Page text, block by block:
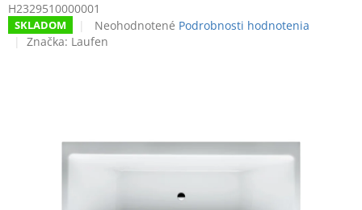
H2329510000001
SKLADOM
Priemerné
hodnotenie
Neohodnotené Podrobnosti hodnotenia
Značka: Laufen